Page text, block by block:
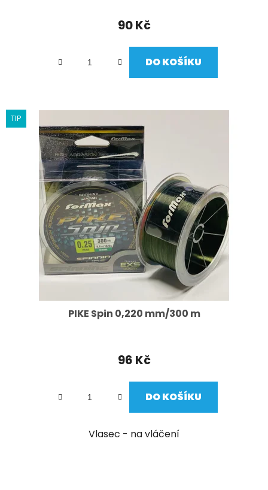
90 Kč
DO KOŠÍKU
TIP
PIKE Spin 0,220 mm/300 m
96 Kč
DO KOŠÍKU
Vlasec - na vláčení